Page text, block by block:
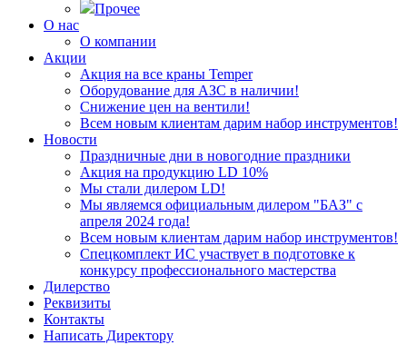
Прочее
О нас
О компании
Акции
Акция на все краны Temper
Оборудование для АЗС в наличии!
Снижение цен на вентили!
Всем новым клиентам дарим набор инструментов!
Новости
Праздничные дни в новогодние праздники
Акция на продукцию LD 10%
Мы стали дилером LD!
Мы являемся официальным дилером "БАЗ" с
апреля 2024 года!
Всем новым клиентам дарим набор инструментов!
Спецкомплект ИС участвует в подготовке к
конкурсу профессионального мастерства
Дилерство
Реквизиты
Контакты
Написать Директору